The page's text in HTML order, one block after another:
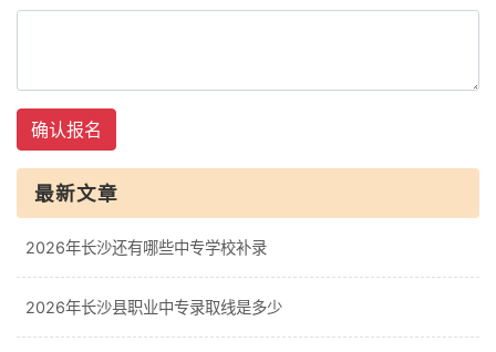
确认报名
最新文章
2026年长沙还有哪些中专学校补录
2026年长沙县职业中专录取线是多少